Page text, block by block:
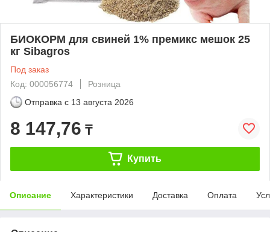
БИОКОРМ для свиней 1% премикс мешок 25
кг Sibagros
Под заказ
Код: 000056774
Розница
Отправка с 13 августа 2026
8 147,76 ₸
Купить
Описание Характеристики Доставка Оплата